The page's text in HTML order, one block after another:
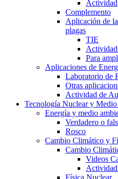
Actividad
Complemento
Aplicación de
plagas
TIE
Para
Aplicaciones de
Laboratorio de
Otras
Actividad de
Tecnología Nuclear y
Energía y medio
Verdadero o
Rosco
Cambio Climático y
Cambio
Videos
Física Nuclear